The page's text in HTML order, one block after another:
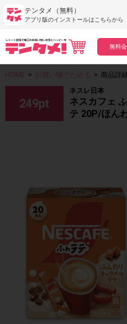
テンタメ（無料）
アプリ版のインストールはこちらから
無料
HOME > お買い物でためる > 商品詳細
249pt
ネスレ日本
ネスカフェ
テ 20P/ほん